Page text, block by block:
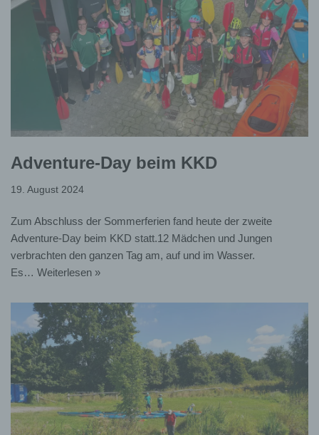
Adventure-Day beim KKD
19. August 2024
Zum Abschluss der Sommerferien fand heute der zweite
Adventure-Day beim KKD statt.12 Mädchen und Jungen
verbrachten den ganzen Tag am, auf und im Wasser.
Es… Weiterlesen »